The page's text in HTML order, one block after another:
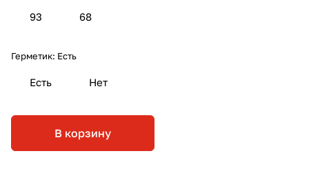
93 68
Герметик: Есть
Есть Нет
В корзину